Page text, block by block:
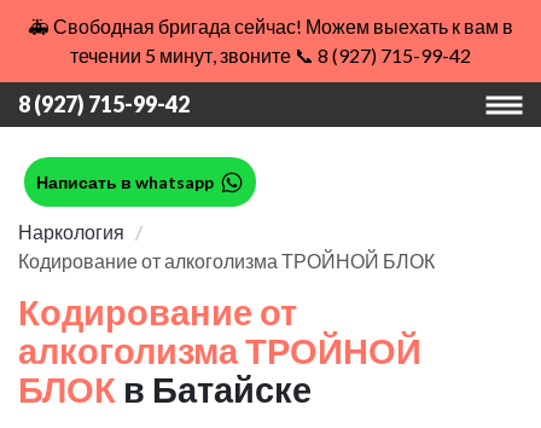
🚑 Свободная бригада сейчас! Можем выехать к вам в
течении 5 минут, звоните 📞 8 (927) 715-99-42
8 (927) 715-99-42
Написать в whatsapp
Наркология
Кодирование от алкоголизма ТРОЙНОЙ БЛОК
Кодирование от
алкоголизма ТРОЙНОЙ
БЛОК в Батайске